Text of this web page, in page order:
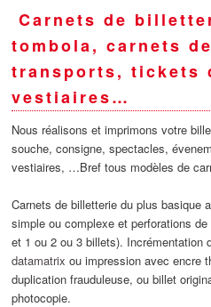
Carnets de
tombola, carnets
transports, tickets
vestiaires…
Nous réalisons et imprimons votre
souche, consigne, spectacles,
vestiaires, …Bref tous modèles de
Carnets de billetterie du plus basique
simple ou complexe et perforations
et 1 ou 2 ou 3 billets). Incrémentation
datamatrix ou impression avec encre
duplication frauduleuse, ou billet
photocopie.